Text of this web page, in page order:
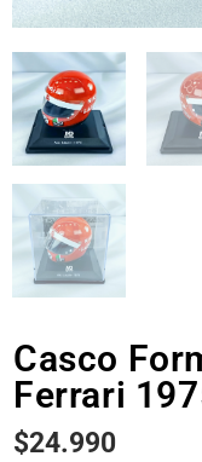
Casco
Ferrari
$24.990